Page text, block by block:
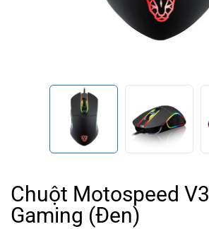
Chuột Motospeed
Gaming (Đen)